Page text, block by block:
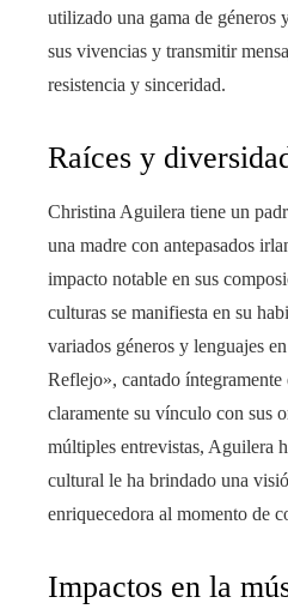
utilizado una gama de géneros
sus vivencias y transmitir
resistencia y sinceridad.
Raíces y
Christina Aguilera tiene un
una madre con antepasados
impacto notable en sus
culturas se manifiesta en su
variados géneros y lenguajes
Reflejo», cantado íntegramente
claramente su vínculo con sus
múltiples entrevistas, Aguilera
cultural le ha brindado una
enriquecedora al momento de
Impactos en la